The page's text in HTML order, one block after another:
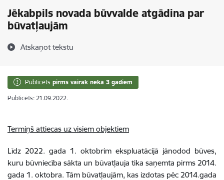
Jēkabpils novada būvvalde atgādina par
būvatļaujām
Atskaņot tekstu
Publicēts pirms vairāk nekā 3 gadiem
Publicēts: 21.09.2022.
Termiņš attiecas uz visiem objektiem
Līdz 2022. gada 1. oktobrim ekspluatācijā jānodod būves,
kuru būvniecība sākta un būvatļauja tika saņemta pirms 2014.
gada 1. oktobra. Tām būvatļaujām, kas izdotas pēc 2014.gada